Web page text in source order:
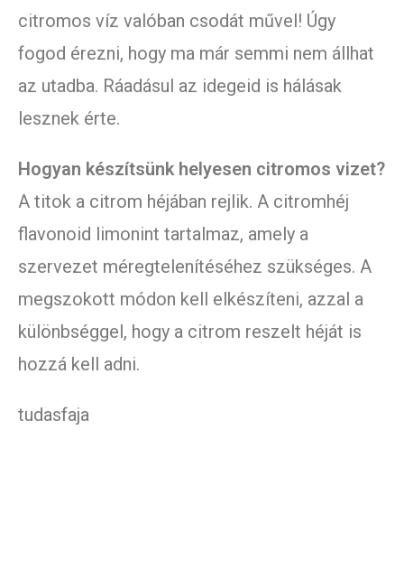
citromos víz valóban csodát művel! Úgy
fogod érezni, hogy ma már semmi nem állhat
az utadba. Ráadásul az idegeid is hálásak
lesznek érte.
Hogyan készítsünk helyesen citromos vizet?
A titok a citrom héjában rejlik. A citromhéj
flavonoid limonint tartalmaz, amely a
szervezet méregtelenítéséhez szükséges. A
megszokott módon kell elkészíteni, azzal a
különbséggel, hogy a citrom reszelt héját is
hozzá kell adni.
tudasfaja